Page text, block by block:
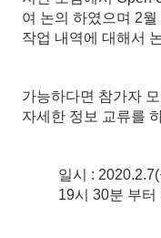
여 논의 하였으며 2
작업 내역에 대해서
가능하다면 참가자
자세한 정보 교류를
일시 :
19시 30분 부터